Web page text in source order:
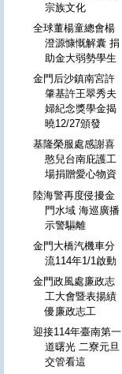
宗族文化
全球董楊童總會楊
澄源慷慨解囊 捐
助金大弱勢學生
金門后沙鎮南宮許
肇基許王翠秀夫
婦紀念獎學金揭
曉12/27頒發
基隆榮服處感謝喜
憨兒台南庇護工
場捐贈愛心物資
陸海警再度侵擾金
門水域 海巡廣播
示警驅離
金門大橋汽機車分
流114年1/1啟動
金門政風處廉政志
工大會暨表揚績
優廉政志工
迎接114年臺南第一
道曙光 二寮元旦
交管看這